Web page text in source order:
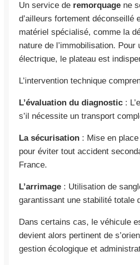
Un service de remorquage ne
d’ailleurs fortement déconseillé
matériel spécialisé, comme la
nature de l’immobilisation.
électrique, le plateau est
L’intervention technique
L’évaluation du diagnostic :
s’il nécessite un transport
La sécurisation : Mise en
pour éviter tout accident
France.
L’arrimage : Utilisation de
garantissant une stabilité totale
Dans certains cas, le véhicule
devient alors pertinent de
gestion écologique et